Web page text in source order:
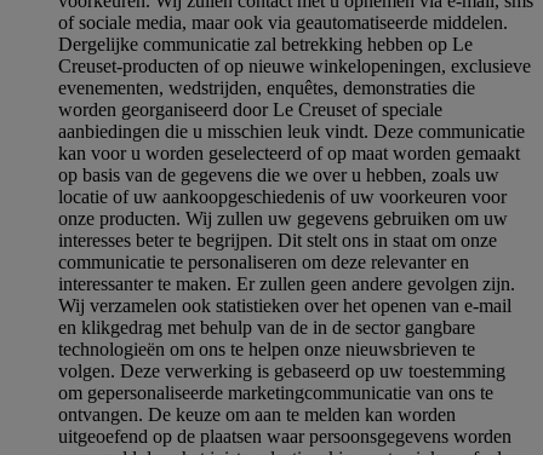
of sociale media, maar ook via geautomatiseerde middelen.
Dergelijke communicatie zal betrekking hebben op Le
Creuset-producten of op nieuwe winkelopeningen, exclusieve
evenementen, wedstrijden, enquêtes, demonstraties die
worden georganiseerd door Le Creuset of speciale
aanbiedingen die u misschien leuk vindt. Deze communicatie
kan voor u worden geselecteerd of op maat worden gemaakt
op basis van de gegevens die we over u hebben, zoals uw
locatie of uw aankoopgeschiedenis of uw voorkeuren voor
onze producten. Wij zullen uw gegevens gebruiken om uw
interesses beter te begrijpen. Dit stelt ons in staat om onze
communicatie te personaliseren om deze relevanter en
interessanter te maken. Er zullen geen andere gevolgen zijn.
Wij verzamelen ook statistieken over het openen van e-mail
en klikgedrag met behulp van de in de sector gangbare
technologieën om ons te helpen onze nieuwsbrieven te
volgen. Deze verwerking is gebaseerd op uw toestemming
om gepersonaliseerde marketingcommunicatie van ons te
ontvangen. De keuze om aan te melden kan worden
uitgeoefend op de plaatsen waar persoonsgegevens worden